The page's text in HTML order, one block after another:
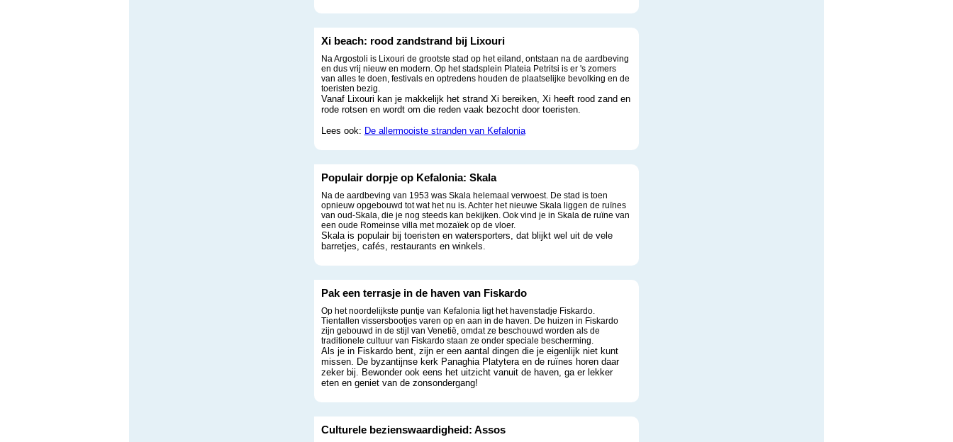
Xi beach: rood zandstrand bij Lixouri
Na Argostoli is Lixouri de grootste stad op het eiland, ontstaan na de aardbeving
en dus vrij nieuw en modern. Op het stadsplein Plateia Petritsi is er 's zomers
van alles te doen, festivals en optredens houden de plaatselijke bevolking en de
toeristen bezig.
Vanaf Lixouri kan je makkelijk het strand Xi bereiken, Xi heeft rood zand en
rode rotsen en wordt om die reden vaak bezocht door toeristen.
Lees ook: De allermooiste stranden van Kefalonia
Populair dorpje op Kefalonia: Skala
Na de aardbeving van 1953 was Skala helemaal verwoest. De stad is toen
opnieuw opgebouwd tot wat het nu is. Achter het nieuwe Skala liggen de ruïnes
van oud-Skala, die je nog steeds kan bekijken. Ook vind je in Skala de ruïne van
een oude Romeinse villa met mozaïek op de vloer.
Skala is populair bij toeristen en watersporters, dat blijkt wel uit de vele
barretjes, cafés, restaurants en winkels.
Pak een terrasje in de haven van Fiskardo
Op het noordelijkste puntje van Kefalonia ligt het havenstadje Fiskardo.
Tientallen vissersbootjes varen op en aan in de haven. De huizen in Fiskardo
zijn gebouwd in de stijl van Venetië, omdat ze beschouwd worden als de
traditionele cultuur van Fiskardo staan ze onder speciale bescherming.
Als je in Fiskardo bent, zijn er een aantal dingen die je eigenlijk niet kunt
missen. De byzantijnse kerk Panaghia Platytera en de ruïnes horen daar
zeker bij. Bewonder ook eens het uitzicht vanuit de haven, ga er lekker
eten en geniet van de zonsondergang!
Culturele bezienswaardigheid: Assos